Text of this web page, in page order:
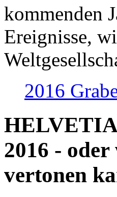
kommenden
Ereignisse,
2016
2016 -
vertonen